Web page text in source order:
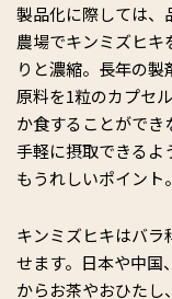
製品化に際しては、
農場でキンミズヒ
りと濃縮。長年の
原料を1粒のカプセ
か食することができ
手軽に摂取できるよ
もうれしいポイント。
キンミズヒキはバラ
せます。日本や中国
からお茶やおひた